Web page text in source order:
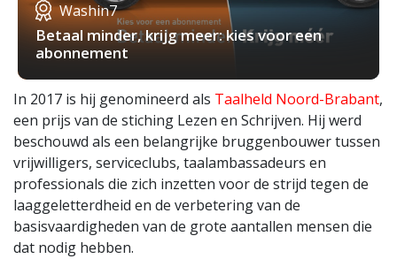
Washin7
Betaal minder, krijg meer: kies voor een
abonnement
In 2017 is hij genomineerd als Taalheld Noord-Brabant,
een prijs van de stiching Lezen en Schrijven. Hij werd
beschouwd als een belangrijke bruggenbouwer tussen
vrijwilligers, serviceclubs, taalambassadeurs en
professionals die zich inzetten voor de strijd tegen de
laaggeletterdheid en de verbetering van de
basisvaardigheden van de grote aantallen mensen die
dat nodig hebben.